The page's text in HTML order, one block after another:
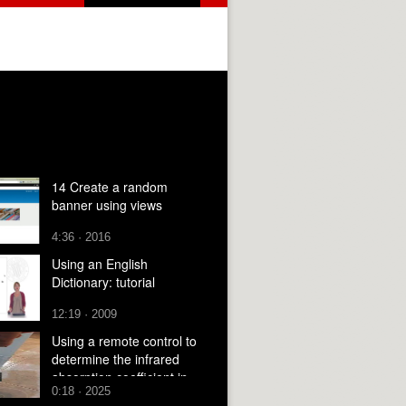
14 Create a random
banner using views
4:36 · 2016
Using an English
Dictionary: tutorial
12:19 · 2009
Using a remote control to
determine the infrared
absorption coefficient in
water
0:18 · 2025